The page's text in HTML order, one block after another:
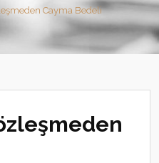
Cayma Bedeli